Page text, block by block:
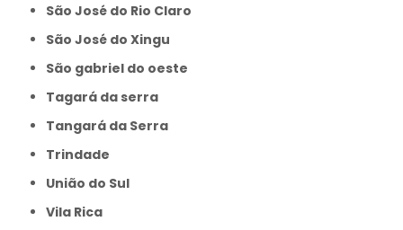
São José do Rio Claro
São José do Xingu
São gabriel do oeste
Tagará da serra
Tangará da Serra
Trindade
União do Sul
Vila Rica